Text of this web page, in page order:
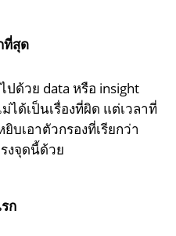
ที่สุด
ปด้วย data หรือ insight
ได้เป็นเรื่องที่ผิด แต่เวลาที่
บเอาตัวกรองที่เรียกว่า
งจุดนี้ด้วย
ก